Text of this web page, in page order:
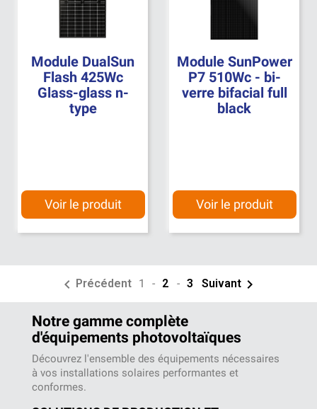
Module DualSun
Flash 425Wc
Glass-glass n-
type
Voir le produit
Module SunPower
P7 510Wc - bi-
verre bifacial full
black
Voir le produit
 Précédent 1 - 2 - 3 Suivant 
Notre gamme complète
d'équipements photovoltaïques
Découvrez l'ensemble des équipements nécessaires
à vos installations solaires performantes et
conformes.